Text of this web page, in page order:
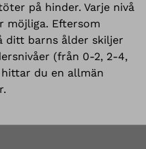
på hinder. Varje nivå
möjliga. Eftersom
ditt barns ålder skiljer
(från 0-2, 2-4,
hittar du en allmän